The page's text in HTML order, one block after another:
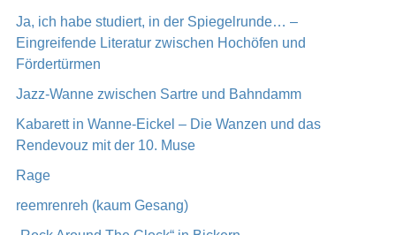
Ja, ich habe studiert, in der Spiegelrunde… –
Eingreifende Literatur zwischen Hochöfen und
Fördertürmen
Jazz-Wanne zwischen Sartre und Bahndamm
Kabarett in Wanne-Eickel – Die Wanzen und das
Rendevouz mit der 10. Muse
Rage
reemrenreh (kaum Gesang)